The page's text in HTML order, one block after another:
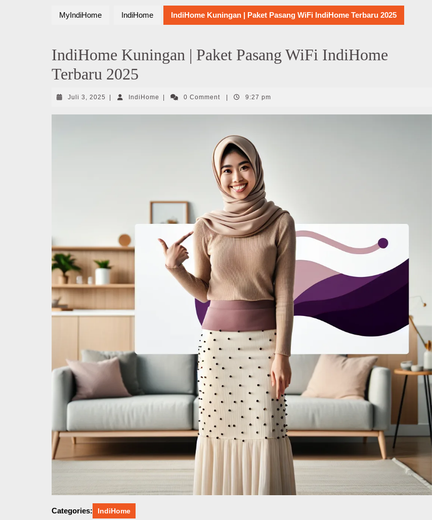
MyIndiHome IndiHome IndiHome Kuningan | Paket Pasang WiFi IndiHome Terbaru 2025
IndiHome Kuningan | Paket Pasang WiFi IndiHome
Terbaru 2025
Juli 3, 2025 Juli
2025
IndiHome IndiHome0 Comment 9:27 pm
Categories: IndiHome